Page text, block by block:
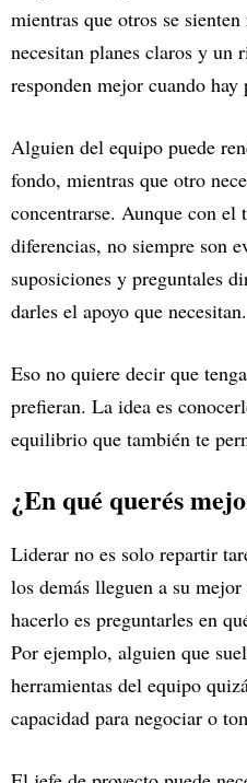
mientras que otros se
necesitan planes claros y un
responden mejor cuando hay
Alguien del equipo puede
fondo, mientras que otro
concentrarse. Aunque con el
diferencias, no siempre son
suposiciones y preguntales
darles el apoyo que necesitan.
Eso no quiere decir que
prefieran. La idea es
equilibrio que también te
¿En qué querés
Liderar no es solo repartir
los demás lleguen a su
hacerlo es preguntarles en
Por ejemplo, alguien que
herramientas del equipo
capacidad para negociar o